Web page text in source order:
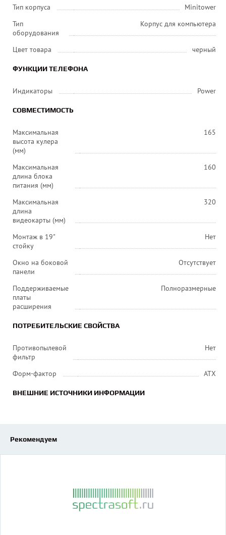
Тип корпуса
Minitower
Тип
оборудования
Корпус для компьютера
Цвет товара черный
ФУНКЦИИ ТЕЛЕФОНА
Индикаторы Power
СОВМЕСТИМОСТЬ
Максимальная
высота кулера
(мм)
165
Максимальная
длина блока
питания (мм)
160
Максимальная
длина
видеокарты (мм)
320
Монтаж в 19"
стойку
Нет
Окно на боковой
панели
Отсутствует
Поддерживаемые
платы
расширения
Полноразмерные
ПОТРЕБИТЕЛЬСКИЕ СВОЙСТВА
Противопылевой
фильтр
Нет
Форм-фактор ATX
ВНЕШНИЕ ИСТОЧНИКИ ИНФОРМАЦИИ
Рекомендуем